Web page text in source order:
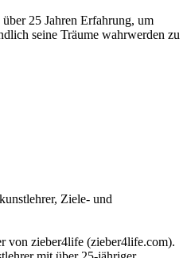
25 Jahren Erfahrung, um
seine Träume wahrwerden zu
Ziele- und
von zieber4life (zieber4life.com).